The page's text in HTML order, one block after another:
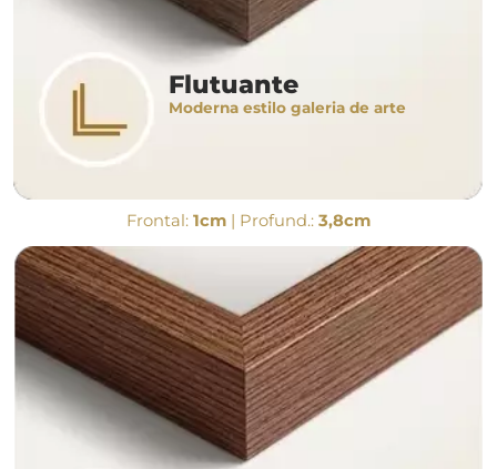
Flutuante
Moderna estilo galeria de arte
Frontal: 1cm | Profund.: 3,8cm